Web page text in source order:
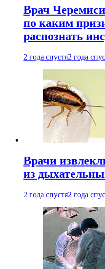
Врач
по каким
распознать
2 года спустя2 года
Врачи
из
2 года спустя2 года